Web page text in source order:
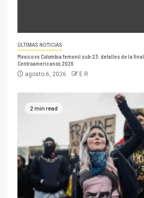
ÚLTIMAS NOTICIAS
México vs Colombia femenil sub-23: detalles de la
Centroamericanos 2026
agosto 6, 2026 E R
2 min read